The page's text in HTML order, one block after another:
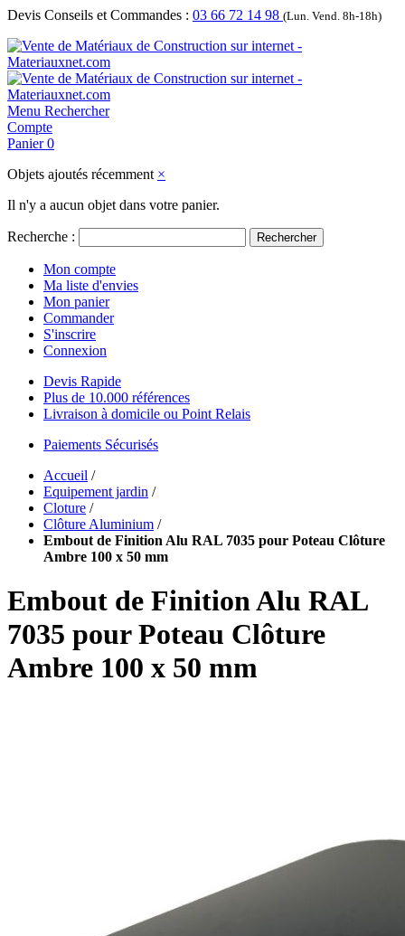
Devis Conseils et Commandes : 03 66 72 14 98 (Lun. Vend. 8h-18h)
Menu Rechercher
Compte
Panier 0
Objets ajoutés récemment ×
Il n'y a aucun objet dans votre panier.
Recherche : Rechercher
Mon compte
Ma liste d'envies
Mon panier
Commander
S'inscrire
Connexion
Devis Rapide
Plus de 10.000 références
Livraison à domicile ou Point Relais
Paiements Sécurisés
Accueil /
Equipement jardin /
Cloture /
Clôture Aluminium /
Embout de Finition Alu RAL 7035 pour Poteau Clôture
Ambre 100 x 50 mm
Embout de Finition Alu RAL
7035 pour Poteau Clôture
Ambre 100 x 50 mm